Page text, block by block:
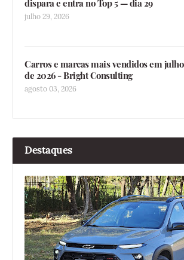
dispara e entra no Top 5 — dia 29
julho 29, 2026
Carros e marcas mais vendidos em julho
de 2026 - Bright Consulting
agosto 03, 2026
Destaques